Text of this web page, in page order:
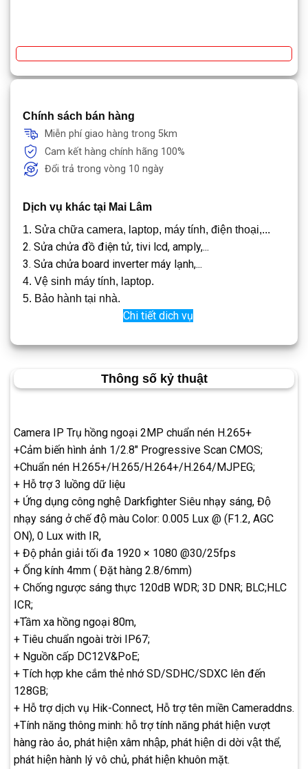
Chính sách bán hàng
Miễn phí giao hàng trong 5km
Cam kết hàng chính hãng 100%
Đổi trả trong vòng 10 ngày
Dịch vụ khác tại Mai Lâm
1. Sửa chữa camera, laptop, máy tính, điện thoại,...
2. Sửa chửa đồ điện tử, tivi lcd, amply,...
3. Sửa chửa board inverter máy lạnh,...
4. Vệ sinh máy tính, laptop.
5. Bảo hành tại nhà.
Chi tiết dich vụ
Thông số kỷ thuật
Camera IP Trụ hồng ngoại 2MP chuẩn nén H.265+
+Cảm biến hình ảnh 1/2.8″ Progressive Scan CMOS;
+Chuẩn nén H.265+/H.265/H.264+/H.264/MJPEG;
+ Hỗ trợ 3 luồng dữ liệu
+ Ứng dụng công nghệ Darkfighter Siêu nhạy sáng, Độ
nhạy sáng ở chế độ màu Color: 0.005 Lux @ (F1.2, AGC
ON), 0 Lux with IR,
+ Độ phản giải tối đa 1920 × 1080 @30/25fps
+ Ống kính 4mm ( Đặt hàng 2.8/6mm)
+ Chống ngược sáng thực 120dB WDR; 3D DNR; BLC;HLC
ICR;
+Tầm xa hồng ngoại 80m,
+ Tiêu chuẩn ngoài trời IP67;
+ Nguồn cấp DC12V&PoE;
+ Tích hợp khe cắm thẻ nhớ SD/SDHC/SDXC lên đến
128GB;
+ Hỗ trợ dịch vụ Hik-Connect, Hỗ trợ tên miền Cameraddns.
+Tính năng thông minh: hỗ trợ tính năng phát hiện vượt
hàng rào ảo, phát hiện xâm nhập, phát hiện di dời vật thể,
phát hiện hành lý vô chủ, phát hiện khuôn mặt.